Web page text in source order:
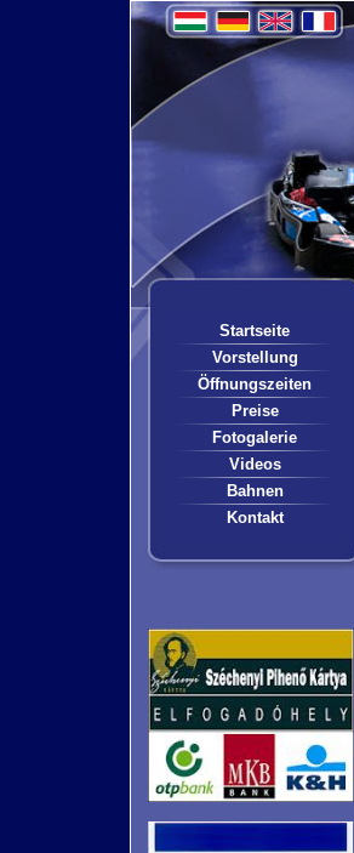
Startseite
Vorstellung
Öffnungszeiten
Preise
Fotogalerie
Videos
Bahnen
Kontakt